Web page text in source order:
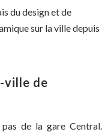
du design et de
sur la ville depuis
ville de
de la gare Central.